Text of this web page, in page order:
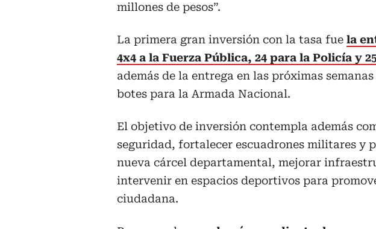
millones de pesos”.
La primera gran inversión con la tasa fue la
4x4 a la Fuerza Pública, 24 para la Policía y
además de la entrega en las próximas
botes para la Armada Nacional.
El objetivo de inversión contempla además
seguridad, fortalecer escuadrones militares y
nueva cárcel departamental, mejorar
intervenir en espacios deportivos para
ciudadana.